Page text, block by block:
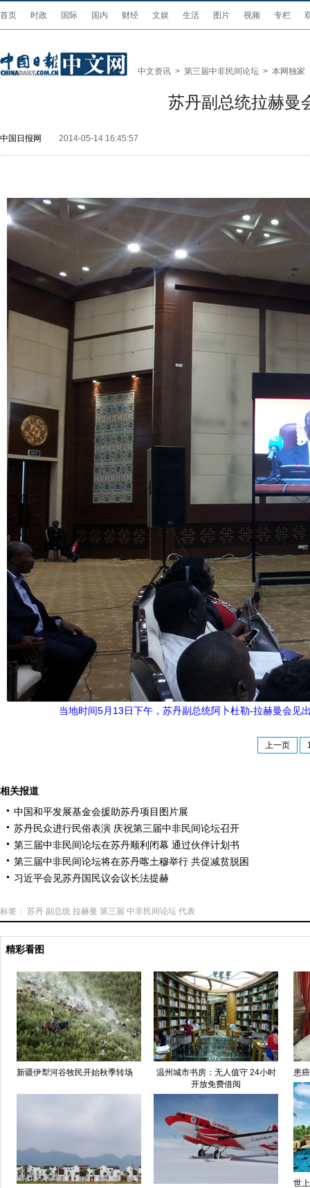
首页 时政 国际 国内 财经 文娱 生活 图片 视频 专栏
中文资讯 > 第三届中非民间论坛 > 本网独家
苏丹副总统拉赫曼
中国日报网 2014-05-14 16:45:57
当地时间5月13日下午，苏丹副总统阿卜杜勒-拉赫曼会见
上一页
相关报道
中国和平发展基金会援助苏丹项目图片展
苏丹民众进行民俗表演 庆祝第三届中非民间论坛召开
第三届中非民间论坛在苏丹顺利闭幕 通过伙伴计划书
第三届中非民间论坛将在苏丹喀土穆举行 共促减贫脱困
习近平会见苏丹国民议会议长法提赫
标签： 苏丹 副总统 拉赫曼 第三届 中非民间论坛 代表
精彩看图
新疆伊犁河谷牧民开始秋季转场
温州城市书房：无人值守 24小时
开放免费借阅
患
世